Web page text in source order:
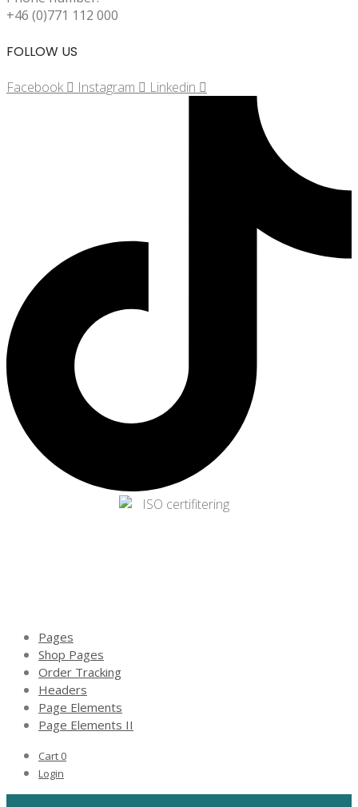
+46 (0)771 112 000
FOLLOW US
Facebook Instagram Linkedin
Pages
Shop Pages
Order Tracking
Headers
Page Elements
Page Elements II
Cart 0
Login